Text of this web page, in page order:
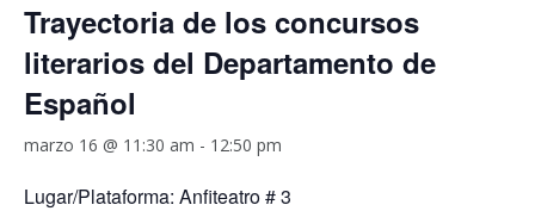
Trayectoria de los concursos
literarios del Departamento de
Español
marzo 16 @ 11:30 am - 12:50 pm
Lugar/Plataforma: Anfiteatro # 3